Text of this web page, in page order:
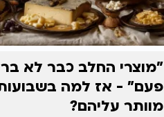
"מוצרי החלב כבר לא
פעם" - אז למה
מוותר עליהם?